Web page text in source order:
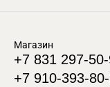
Магазин
+7 831 297-
+7 910-393-